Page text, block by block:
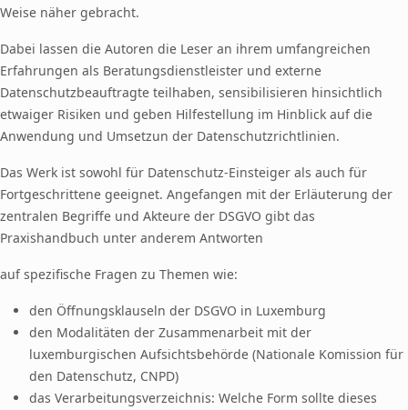
Weise näher gebracht.
Dabei lassen die Autoren die Leser an ihrem umfangreichen
Erfahrungen als Beratungsdienstleister und externe
Datenschutzbeauftragte teilhaben, sensibilisieren hinsichtlich
etwaiger Risiken und geben Hilfestellung im Hinblick auf die
Anwendung und Umsetzun der Datenschutzrichtlinien.
Das Werk ist sowohl für Datenschutz-Einsteiger als auch für
Fortgeschrittene geeignet. Angefangen mit der Erläuterung der
zentralen Begriffe und Akteure der DSGVO gibt das
Praxishandbuch unter anderem Antworten
auf spezifische Fragen zu Themen wie:
den Öffnungsklauseln der DSGVO in Luxemburg
den Modalitäten der Zusammenarbeit mit der
luxemburgischen Aufsichtsbehörde (Nationale Komission für
den Datenschutz, CNPD)
das Verarbeitungsverzeichnis: Welche Form sollte dieses